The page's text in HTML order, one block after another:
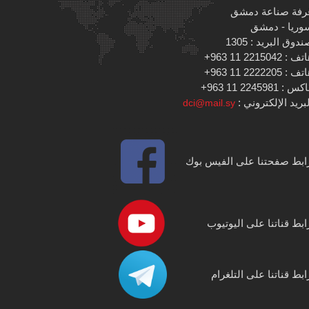
صناعة دمشق
- دمشق
البريد : 1305
: 2215042 11 963+
: 2222205 11 963+
: 2245981 11 963+
الإلكتروني : dci@mail.sy
صفحتنا على الفيس بوك
قناتنا على اليوتيوب
قناتنا على التلغرام